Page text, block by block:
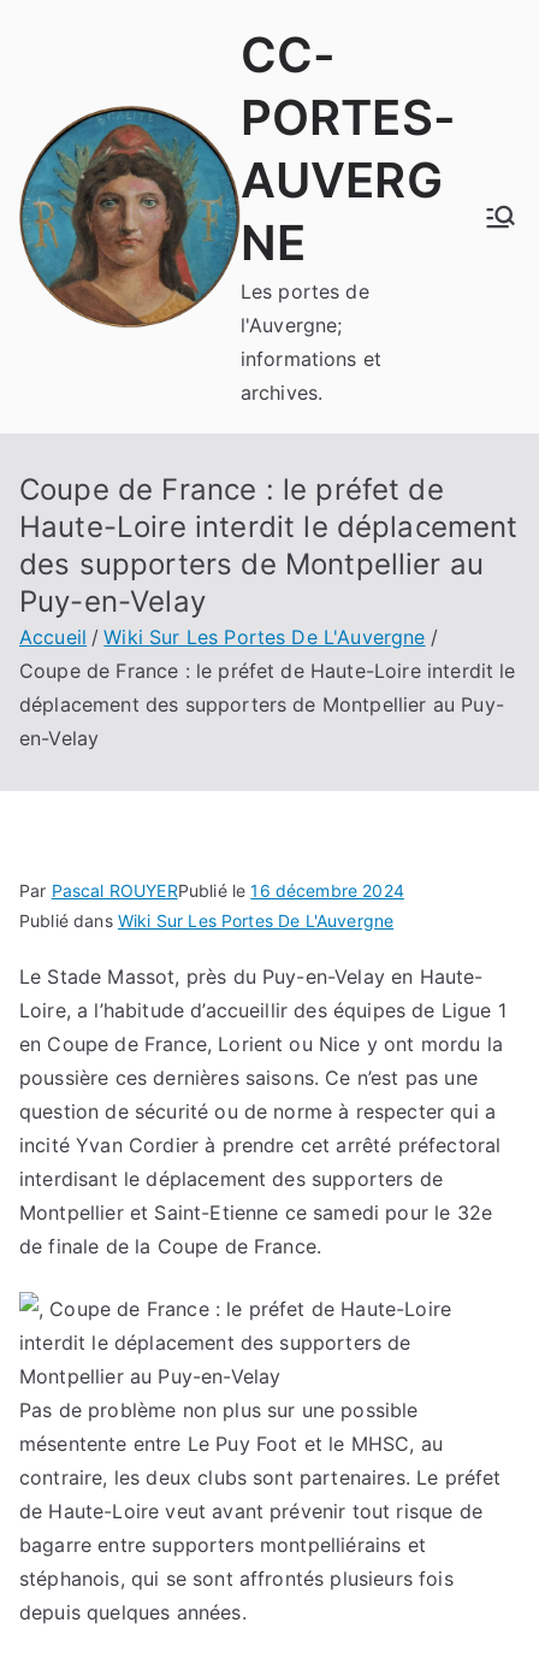
CC-
PORTES-
AUVERG
NE
Les portes de
l'Auvergne;
informations et
archives.
Coupe de France : le préfet de
Haute-Loire interdit le déplacement
des supporters de Montpellier au
Puy-en-Velay
Accueil
Wiki Sur Les Portes De L'Auvergne
Coupe de France : le préfet de Haute-Loire interdit le
déplacement des supporters de Montpellier au Puy-
en-Velay
Par Pascal ROUYERPublié le16 décembre 2024
Publié dans Wiki Sur Les Portes De L'Auvergne
Le Stade Massot, près du Puy-en-Velay en Haute-
Loire, a l’habitude d’accueillir des équipes de Ligue 1
en Coupe de France, Lorient ou Nice y ont mordu la
poussière ces dernières saisons. Ce n’est pas une
question de sécurité ou de norme à respecter qui a
incité Yvan Cordier à prendre cet arrêté préfectoral
interdisant le déplacement des supporters de
Montpellier et Saint-Etienne ce samedi pour le 32e
de finale de la Coupe de France.
Pas de problème non plus sur une possible
mésentente entre Le Puy Foot et le MHSC, au
contraire, les deux clubs sont partenaires. Le préfet
de Haute-Loire veut avant prévenir tout risque de
bagarre entre supporters montpelliérains et
stéphanois, qui se sont affrontés plusieurs fois
depuis quelques années.